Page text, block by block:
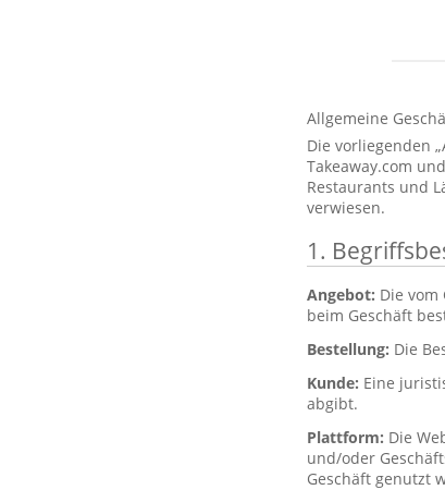
Allgemeine
Die vorliegenden
Takeaway.com
Restaurants und
verwiesen.
1.
Angebot: Die
beim Geschäft
Bestellung: Die
Kunde: Eine
abgibt.
Plattform: Die
und/oder
Geschäft genutzt